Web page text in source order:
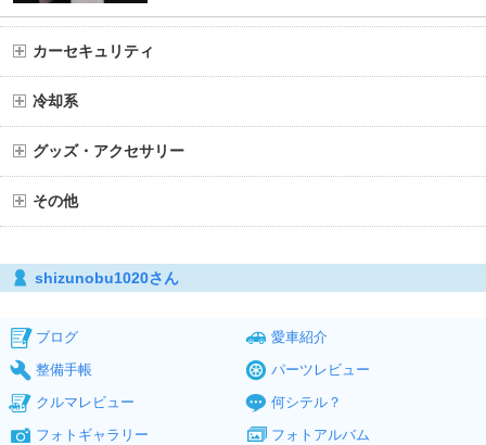
カーセキュリティ
冷却系
グッズ・アクセサリー
その他
shizunobu1020さん
ブログ
愛車紹介
整備手帳
パーツレビュー
クルマレビュー
何シテル？
フォトギャラリー
フォトアルバム